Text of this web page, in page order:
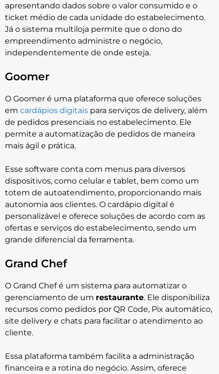
apresentando dados sobre o valor consumido e o
ticket médio de cada unidade do estabelecimento.
Já o sistema multiloja permite que o dono do
empreendimento administre o negócio,
independentemente de onde esteja.
Goomer
O Goomer é uma plataforma que oferece soluções
em cardápios digitais para serviços de delivery, além
de pedidos presenciais no estabelecimento. Ele
permite a automatização de pedidos de maneira
mais ágil e prática.
Esse software conta com menus para diversos
dispositivos, como celular e tablet, bem como um
totem de autoatendimento, proporcionando mais
autonomia aos clientes. O cardápio digital é
personalizável e oferece soluções de acordo com as
ofertas e serviços do estabelecimento, sendo um
grande diferencial da ferramenta.
Grand Chef
O Grand Chef é um sistema para automatizar o
gerenciamento de um restaurante. Ele disponibiliza
recursos como pedidos por QR Code, Pix automático,
site delivery e chats para facilitar o atendimento ao
cliente.
Essa plataforma também facilita a administração
financeira e a rotina do negócio. Assim, oferece